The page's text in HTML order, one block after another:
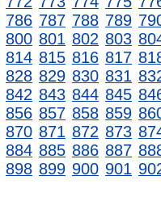
786 787 788 789
800 801 802 803
814 815 816 817
828 829 830 831
842 843 844 845
856 857 858 859
870 871 872 873
884 885 886 887
898 899 900 901